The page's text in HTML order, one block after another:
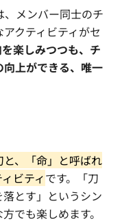
メンバー同士のチ
クティビティがセ
楽しみつつも、チ
上ができる、唯一
、「命」と呼ばれ
ビティです。「刀
とす」というシン
でも楽しめます。